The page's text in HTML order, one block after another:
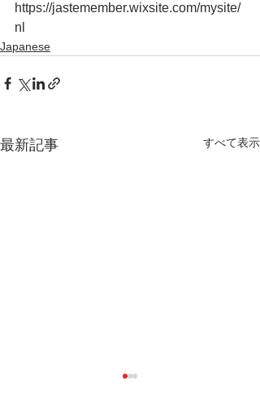
https://jastemember.wixsite.com/mysite/
nl
Japanese
最新記事 すべて表示